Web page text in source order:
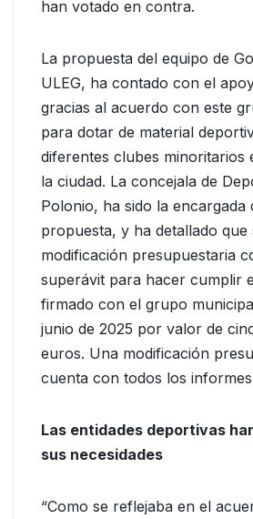
han votado en contra.
La propuesta del equipo de
ULEG, ha contado con el
gracias al acuerdo con este
para dotar de material
diferentes clubes minoritarios
la ciudad. La concejala de
Polonio, ha sido la encargada
propuesta, y ha detallado que
modificación presupuestaria
superávit para hacer cumplir
firmado con el grupo
junio de 2025 por valor de
euros. Una modificación
cuenta con todos los
Las entidades deportivas
sus necesidades
“Como se reflejaba en el